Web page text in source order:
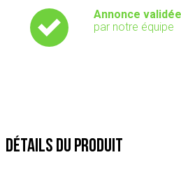
Annonce validée
par notre équipe
DÉTAILS DU PRODUIT